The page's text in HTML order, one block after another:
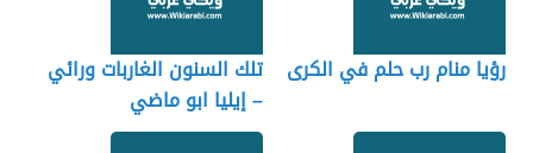
رؤيا منام رب حلم في الكرى
تلك السنون الغاربات ورائي
– إيليا ابو ماضي